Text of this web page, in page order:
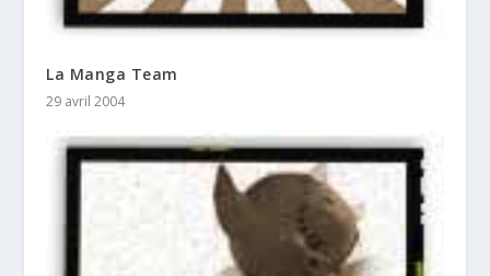
La Manga Team
29 avril 2004